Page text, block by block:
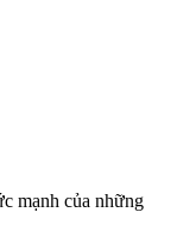
mạnh của những